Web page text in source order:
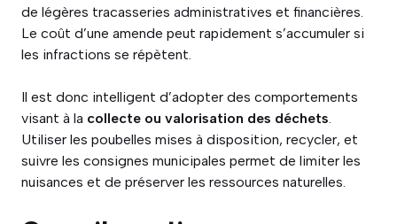
de légères tracasseries administratives et financières.
Le coût d’une amende peut rapidement s’accumuler si
les infractions se répètent.
Il est donc intelligent d’adopter des comportements
visant à la collecte ou valorisation des déchets.
Utiliser les poubelles mises à disposition, recycler, et
suivre les consignes municipales permet de limiter les
nuisances et de préserver les ressources naturelles.